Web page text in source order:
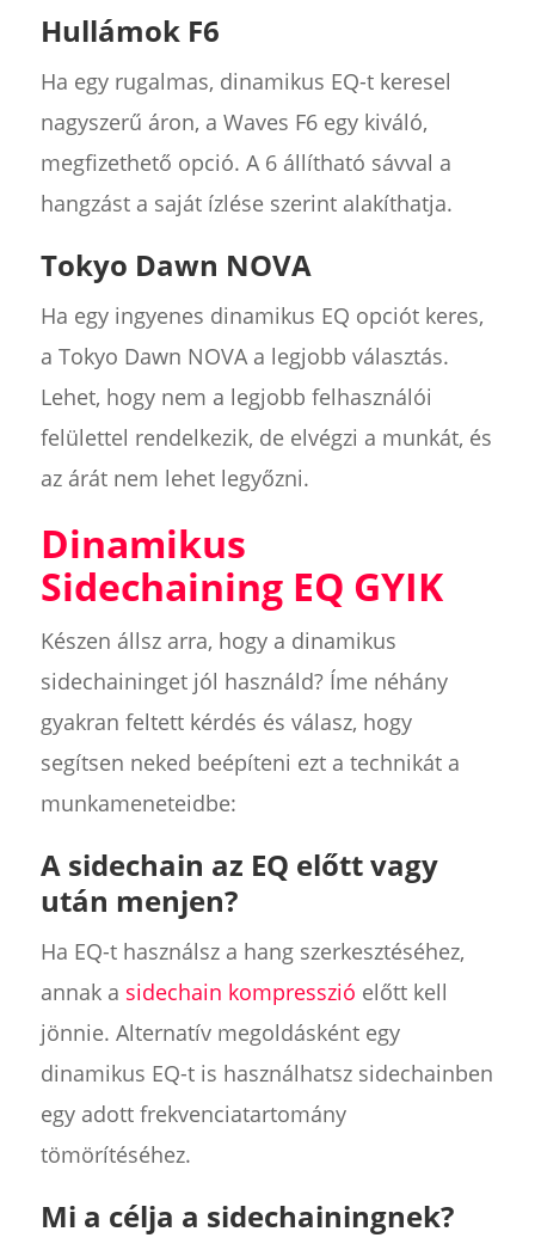
Hullámok F6
Ha egy rugalmas, dinamikus EQ-t keresel
nagyszerű áron, a Waves F6 egy kiváló,
megfizethető opció. A 6 állítható sávval a
hangzást a saját ízlése szerint alakíthatja.
Tokyo Dawn NOVA
Ha egy ingyenes dinamikus EQ opciót keres,
a Tokyo Dawn NOVA a legjobb választás.
Lehet, hogy nem a legjobb felhasználói
felülettel rendelkezik, de elvégzi a munkát, és
az árát nem lehet legyőzni.
Dinamikus
Sidechaining EQ GYIK
Készen állsz arra, hogy a dinamikus
sidechaininget jól használd? Íme néhány
gyakran feltett kérdés és válasz, hogy
segítsen neked beépíteni ezt a technikát a
munkameneteidbe:
A sidechain az EQ előtt vagy
után menjen?
Ha EQ-t használsz a hang szerkesztéséhez,
annak a sidechain kompresszió előtt kell
jönnie. Alternatív megoldásként egy
dinamikus EQ-t is használhatsz sidechainben
egy adott frekvenciatartomány
tömörítéséhez.
Mi a célja a sidechainingnek?